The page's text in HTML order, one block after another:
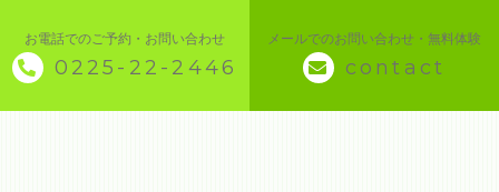
お電話でのご予約・お問い合わせ
0225-22-2446
メールでのお問い合わせ・無料体験
contact
◇ トップページ